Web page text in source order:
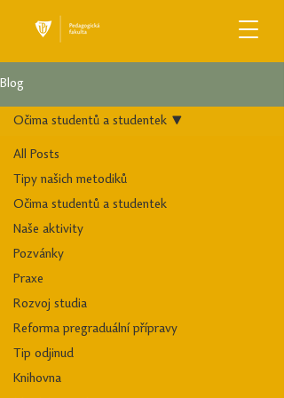
Blog
All Posts
Tipy našich metodiků
Očima studentů a studentek
Naše aktivity
Pozvánky
Praxe
Rozvoj studia
Reforma pregraduální přípravy
Tip odjinud
Knihovna
Očima studentů a studentek